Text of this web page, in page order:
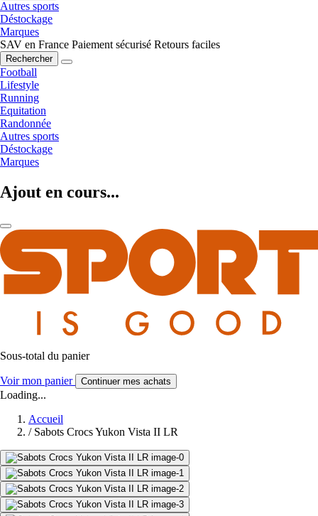
Autres sports
Déstockage
Marques
SAV en France Paiement sécurisé Retours faciles
Rechercher
Football
Lifestyle
Running
Equitation
Randonnée
Autres sports
Déstockage
Marques
Ajout en cours...
Sous-total du panier
Voir mon panier Continuer mes achats
Loading...
Accueil
/ Sabots Crocs Yukon Vista II LR